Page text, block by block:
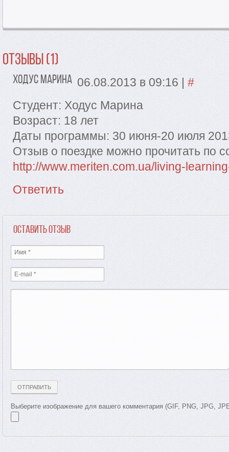
Отзывы (1)
Ходус Марина 06.08.2013 в 09:16 | #
Студент: Ходус Марина
Возраст: 18 лет
Даты программы: 30 июня-20 июля
Отзыв о поездке можно прочитать по
http://www.meriten.com.ua/living-
Ответить
Оставить отзыв
Выберите изображение для вашего комментария (GIF, PNG, JPG,